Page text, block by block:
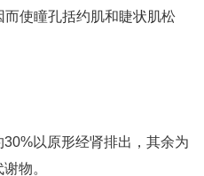
而使瞳孔括约肌和睫状肌松
以原形经肾排出，其余为
物。